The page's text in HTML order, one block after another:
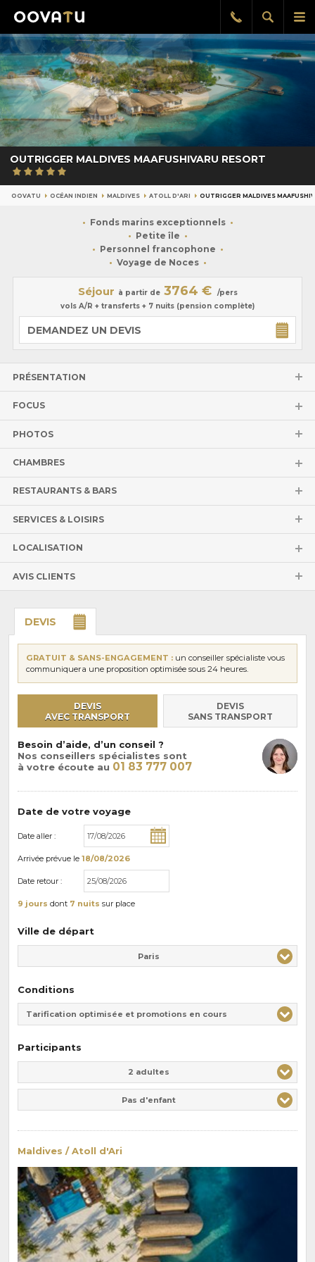
le
Afficher
la
Rappel
gratuit
OUTRIGGER MALDIVES MAAFUSHIVARU RESORT
OOVATU OCÉAN INDIEN MALDIVES ATOLL D'ARI OUTRIGGER MALDIVES
Fonds marins exceptionnels
Petite île
Personnel francophone
Voyage de Noces
Séjour à partir de 3764 €
/pers
vols A/R + transferts + 7 nuits (pension complète)
DEMANDEZ UN DEVIS
PRÉSENTATION
FOCUS
PHOTOS
CHAMBRES
RESTAURANTS & BARS
SERVICES & LOISIRS
LOCALISATION
AVIS CLIENTS
DEVIS
GRATUIT & SANS-ENGAGEMENT : un conseiller spécialiste vous
communiquera une proposition optimisée sous 24 heures.
DEVIS
AVEC TRANSPORT
DEVIS
SANS TRANSPORT
Besoin d’aide, d’un conseil ?
Nos conseillers spécialistes sont
à votre écoute au 01 83 777 007
Date de votre voyage
Date aller :
Arrivée prévue le 18/08/2026
Date retour :
9 jours dont 7 nuits sur place
Ville de départ
Paris
Conditions
Tarification optimisée et promotions en cours
Participants
2 adultes
Pas d'enfant
Maldives / Atoll d'Ari